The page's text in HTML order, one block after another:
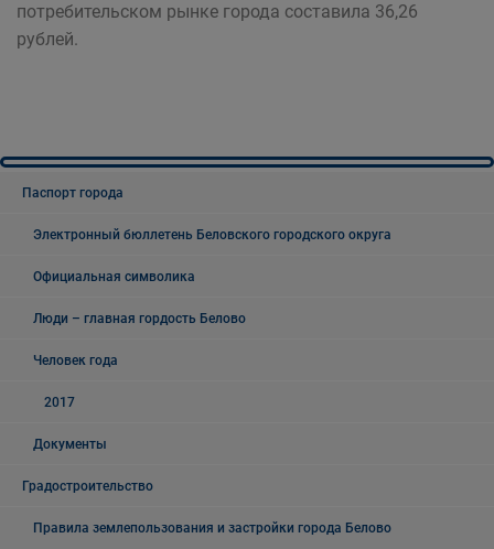
потребительском рынке города составила 36,26
рублей.
Паспорт города
Электронный бюллетень Беловского городского округа
Официальная символика
Люди – главная гордость Белово
Человек года
2017
Документы
Градостроительство
Правила землепользования и застройки города Белово